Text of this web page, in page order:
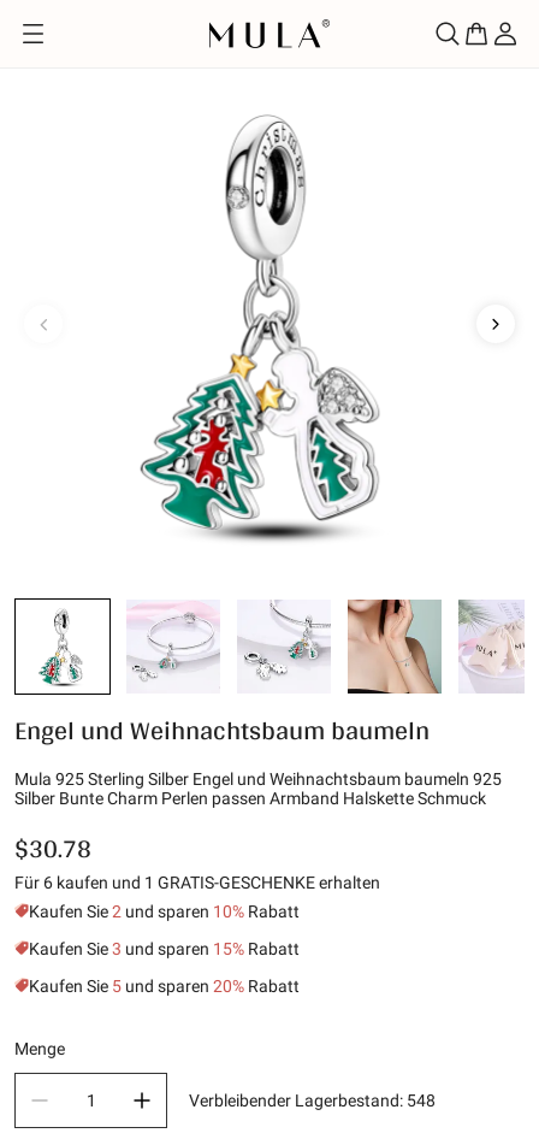
Engel und Weihnachtsbaum baumeln
Mula 925 Sterling Silber Engel und Weihnachtsbaum baumeln 925
Silber Bunte Charm Perlen passen Armband Halskette Schmuck
$30.78
Für 6 kaufen und 1 GRATIS-GESCHENKE erhalten
Kaufen Sie2 und sparen 10% Rabatt
Kaufen Sie3 und sparen 15% Rabatt
Kaufen Sie 5 und sparen 20% Rabatt
Menge
Verbleibender Lagerbestand: 548